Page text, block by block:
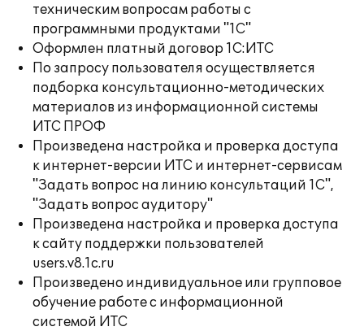
техническим вопросам работы с
программными продуктами "1С"
Оформлен платный договор 1С:ИТС
По запросу пользователя осуществляется
подборка консультационно-методических
материалов из информационной системы
ИТС ПРОФ
Произведена настройка и проверка доступа
к интернет-версии ИТС и интернет-сервисам
"Задать вопрос на линию консультаций 1С",
"Задать вопрос аудитору"
Произведена настройка и проверка доступа
к сайту поддержки пользователей
users.v8.1c.ru
Произведено индивидуальное или групповое
обучение работе с информационной
системой ИТС